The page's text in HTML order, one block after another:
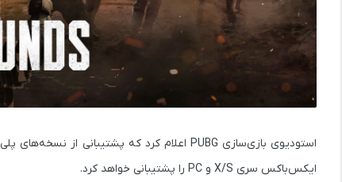
ایکس‌باکس سری X/S و PC را پشتیبانی خواهد کرد.